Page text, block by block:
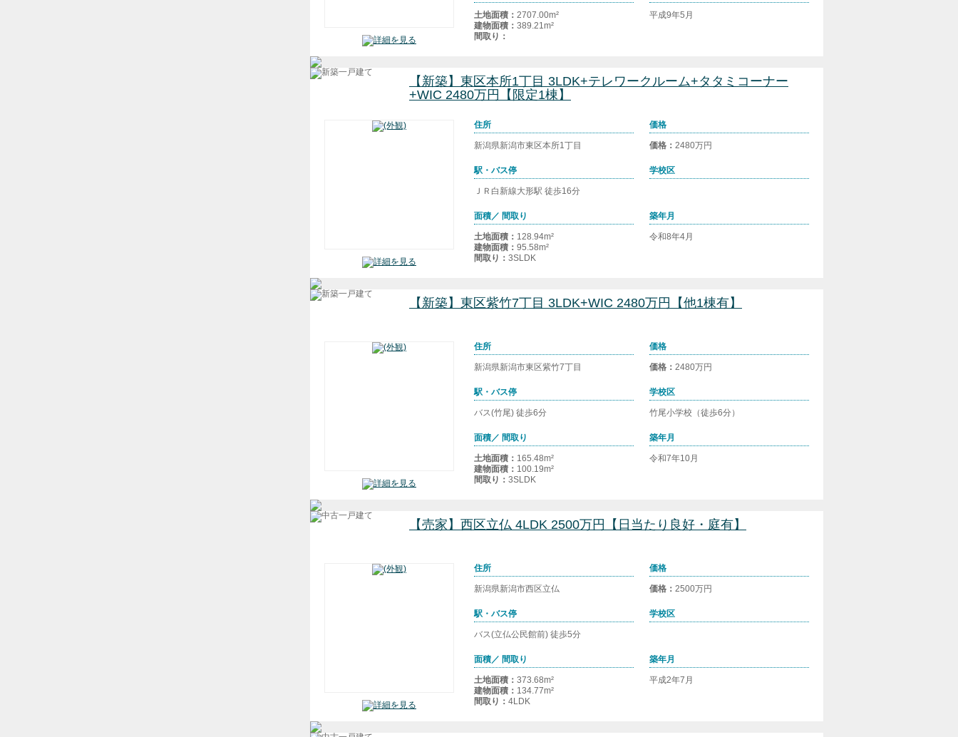
土地面積： 2707.00m²
建物面積： 389.21m²
間取り：
平成9年5月
【新築】東区本所1丁目 3LDK+テレワークルーム+タタミコーナー
+WIC 2480万円【限定1棟】
住所
新潟県新潟市東区本所1丁目
価格
価格： 2480万円
駅・バス停
ＪＲ白新線大形駅 徒歩16分
学校区
面積／ 間取り
土地面積： 128.94m²
建物面積： 95.58m²
間取り： 3SLDK
築年月
令和8年4月
【新築】東区紫竹7丁目 3LDK+WIC 2480万円【他1棟有】
住所
新潟県新潟市東区紫竹7丁目
価格
価格： 2480万円
駅・バス停
バス(竹尾) 徒歩6分
学校区
竹尾小学校（徒歩6分）
面積／ 間取り
土地面積： 165.48m²
建物面積： 100.19m²
間取り： 3SLDK
築年月
令和7年10月
【売家】西区立仏 4LDK 2500万円【日当たり良好・庭有】
住所
新潟県新潟市西区立仏
価格
価格： 2500万円
駅・バス停
バス(立仏公民館前) 徒歩5分
学校区
面積／ 間取り
土地面積： 373.68m²
建物面積： 134.77m²
間取り： 4LDK
築年月
平成2年7月